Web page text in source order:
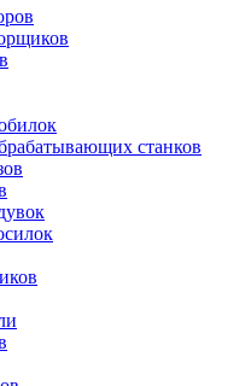
станков